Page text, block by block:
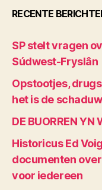
RECENTE
SP stelt vragen
Súdwest-Fryslân
Opstootjes,
het is de
DE BUORREN YN
Historicus Ed
documenten
voor iedereen